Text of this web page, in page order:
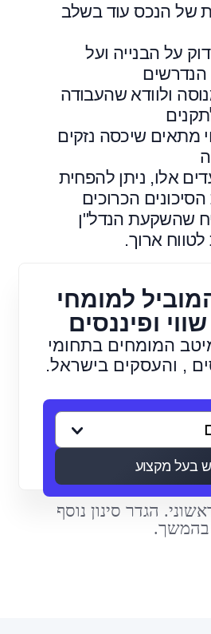
של הנכס עוד בשלב
על הבנייה ועל
הנדרשים
ולוודא שהעבודה
מתאים שיכסה נזקים
אלו, ניתן להפחית
הכרוכים
שהשקעת הנדל"ן
ארוך.
למומחי
ופיננסים
המומחים בתחומי
, והעסקים בישראל.
בעל מקצוע
הגדר סינון נוסף
בהמשך.